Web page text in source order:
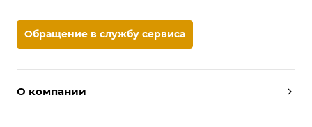
О компании
Обращение в службу сервиса